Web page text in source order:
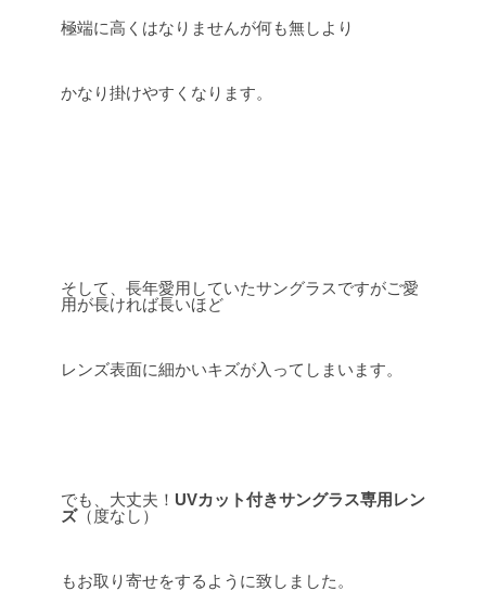
極端に高くはなりませんが何も無しより
かなり掛けやすくなります。
そして、長年愛用していたサングラスですがご愛
用が長ければ長いほど
レンズ表面に細かいキズが入ってしまいます。
でも、大丈夫！ UVカット付きサングラス専用レン
ズ（度なし）
もお取り寄せをするように致しました。